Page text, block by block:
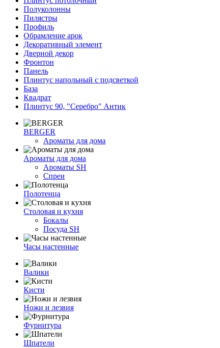
Полуколонны
Пилястры
Профиль
Обрамление арок
Декоративный элемент
Дверной декор
Фронтон
Панель
Плинтус напольный с подсветкой
База
Квадрат
Плинтус 90, "Серебро" Антик
BERGER
Ароматы для дома
Ароматы для дома
Ароматы SH
Спреи
Полотенца
Столовая и кухня
Бокалы
Посуда SH
Часы настенные
Валики
Кисти
Ножи и лезвия
Фурнитура
Шпатели